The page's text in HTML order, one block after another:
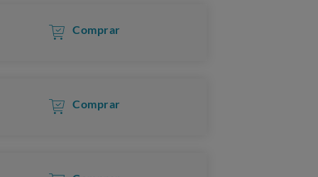
Comprar
Comprar